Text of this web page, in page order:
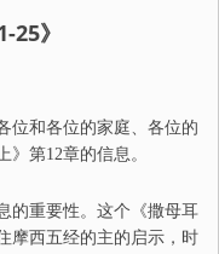
25》
位和各位的家庭、各位的
第12章的信息。
的重要性。这个《撒母耳
摩西五经的主的启示，时